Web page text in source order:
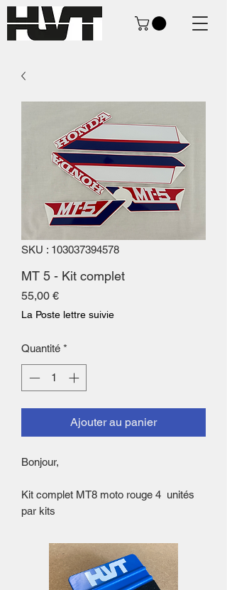
SKU : 103037394578
MT 5 - Kit complet
55,00 €Prix
La Poste lettre suivie
Quantité *
Ajouter au panier
Bonjour,
Kit complet MT8 moto rouge 4 unités
par kits